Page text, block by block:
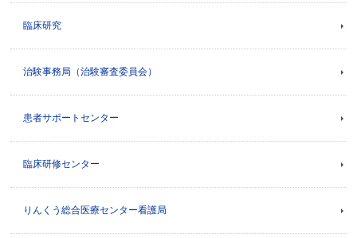
臨床研究
治験事務局（治験審査委員会）
患者サポートセンター
臨床研修センター
りんくう総合医療センター看護局